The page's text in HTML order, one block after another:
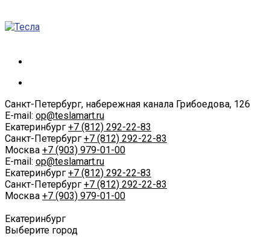
Санкт-Петербург, набережная канала Грибоедова, 126
E-mail: op@teslamart.ru
Екатеринбург +7 (812) 292-22-83
Санкт-Петербург +7 (812) 292-22-83
Москва +7 (903) 979-01-00
E-mail: op@teslamart.ru
Екатеринбург +7 (812) 292-22-83
Санкт-Петербург +7 (812) 292-22-83
Москва +7 (903) 979-01-00
Екатеринбург
Выберите город